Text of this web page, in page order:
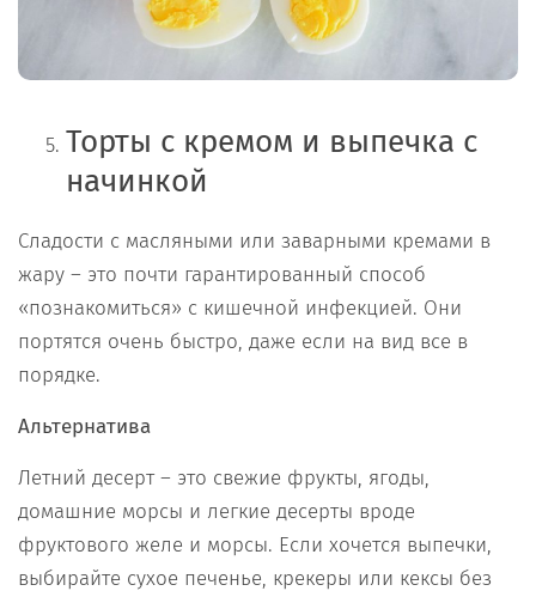
Торты с кремом и выпечка с
начинкой
Сладости с масляными или заварными кремами в
жару – это почти гарантированный способ
«познакомиться» с кишечной инфекцией. Они
портятся очень быстро, даже если на вид все в
порядке.
Альтернатива
Летний десерт – это свежие фрукты, ягоды,
домашние морсы и легкие десерты вроде
фруктового желе и морсы. Если хочется выпечки,
выбирайте сухое печенье, крекеры или кексы без